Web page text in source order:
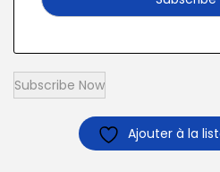
Ajouter à la